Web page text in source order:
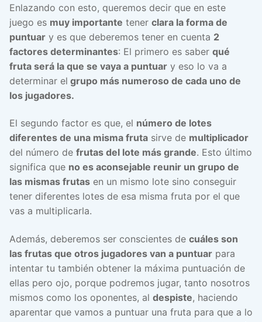
Enlazando con esto, queremos decir que en este
juego es muy importante tener clara la forma de
puntuar y es que deberemos tener en cuenta 2
factores determinantes: El primero es saber qué
fruta será la que se vaya a puntuar y eso lo va a
determinar el grupo más numeroso de cada uno de
los jugadores.
El segundo factor es que, el número de lotes
diferentes de una misma fruta sirve de multiplicador
del número de frutas del lote más grande. Esto último
significa que no es aconsejable reunir un grupo de
las mismas frutas en un mismo lote sino conseguir
tener diferentes lotes de esa misma fruta por el que
vas a multiplicarla.
Además, deberemos ser conscientes de cuáles son
las frutas que otros jugadores van a puntuar para
intentar tu también obtener la máxima puntuación de
ellas pero ojo, porque podremos jugar, tanto nosotros
mismos como los oponentes, al despiste, haciendo
aparentar que vamos a puntuar una fruta para que a lo